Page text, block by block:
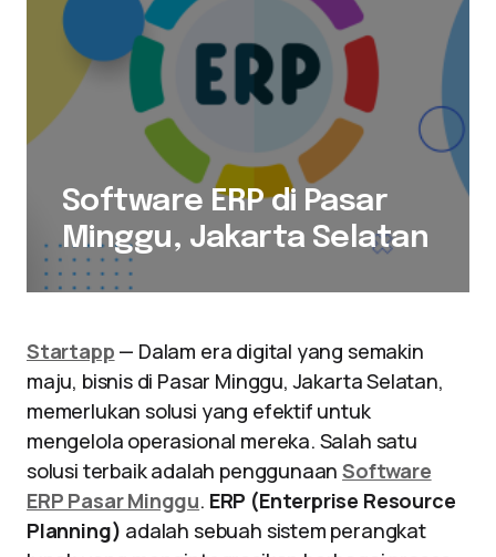
Software ERP di Pasar
Minggu, Jakarta Selatan
Startapp — Dalam era digital yang semakin
maju, bisnis di Pasar Minggu, Jakarta Selatan,
memerlukan solusi yang efektif untuk
mengelola operasional mereka. Salah satu
solusi terbaik adalah penggunaanSoftware
ERP Pasar Minggu. ERP (Enterprise Resource
Planning) adalah sebuah sistem perangkat